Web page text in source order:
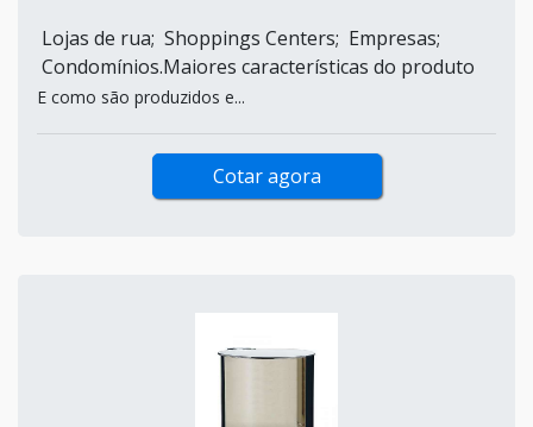
Lojas de rua; Shoppings Centers; Empresas;
Condomínios.Maiores características do produto
E como são produzidos e...
Cotar agora